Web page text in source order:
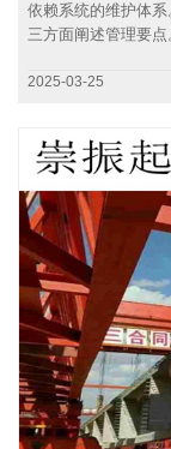
依赖系统的维护体
三方面阐述管理要
2025-03-25